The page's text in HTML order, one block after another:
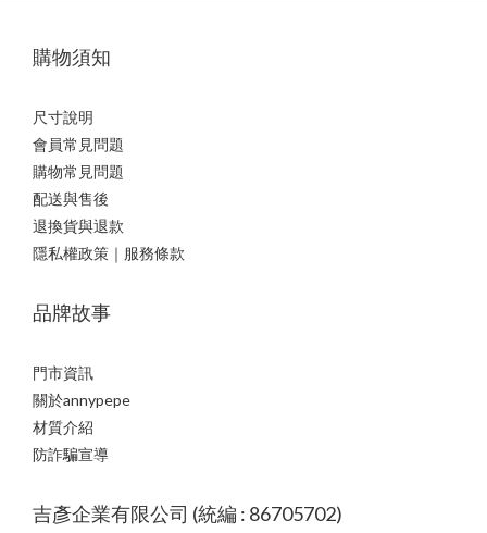
購物須知
尺寸說明
會員常見問題
購物常見問題
配送與售後
退換貨與退款
隱私權政策｜服務條款
品牌故事
門市資訊
關於annypepe
材質介紹
防詐騙宣導
吉彥企業有限公司 (統編 : 86705702)